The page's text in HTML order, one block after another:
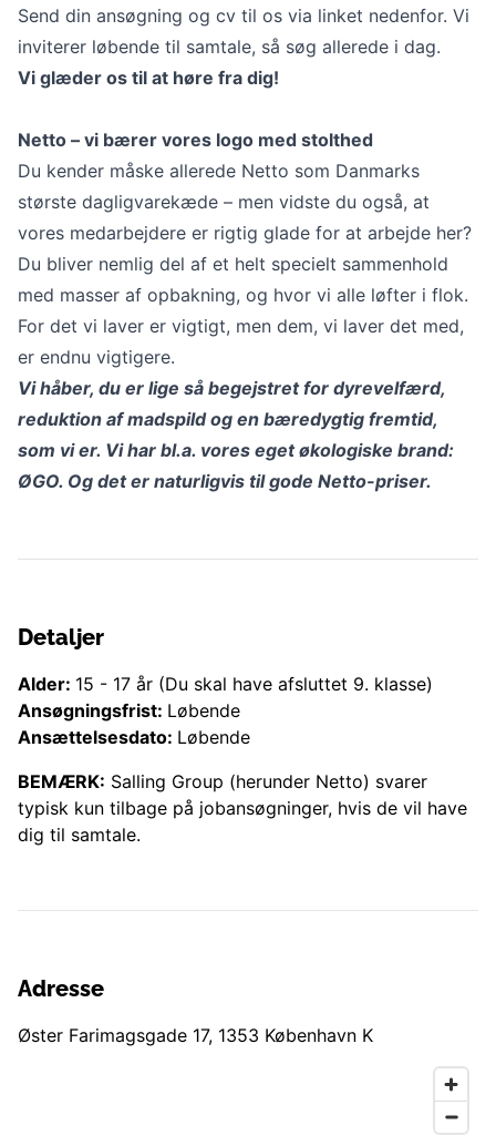
Send din ansøgning og cv til os via linket nedenfor. Vi
inviterer løbende til samtale, så søg allerede i dag.
Vi glæder os til at høre fra dig!
Netto – vi bærer vores logo med stolthed
Du kender måske allerede Netto som Danmarks
største dagligvarekæde – men vidste du også, at
vores medarbejdere er rigtig glade for at arbejde her?
Du bliver nemlig del af et helt specielt sammenhold
med masser af opbakning, og hvor vi alle løfter i flok.
For det vi laver er vigtigt, men dem, vi laver det med,
er endnu vigtigere.
Vi håber, du er lige så begejstret for dyrevelfærd,
reduktion af madspild og en bæredygtig fremtid,
som vi er. Vi har bl.a. vores eget økologiske brand:
ØGO. Og det er naturligvis til gode Netto-priser.
Detaljer
Alder: 15 - 17 år (Du skal have afsluttet 9. klasse)
Ansøgningsfrist: Løbende
Ansættelsesdato: Løbende
BEMÆRK: Salling Group (herunder Netto) svarer
typisk kun tilbage på jobansøgninger, hvis de vil have
dig til samtale.
Adresse
Øster Farimagsgade 17, 1353 København K